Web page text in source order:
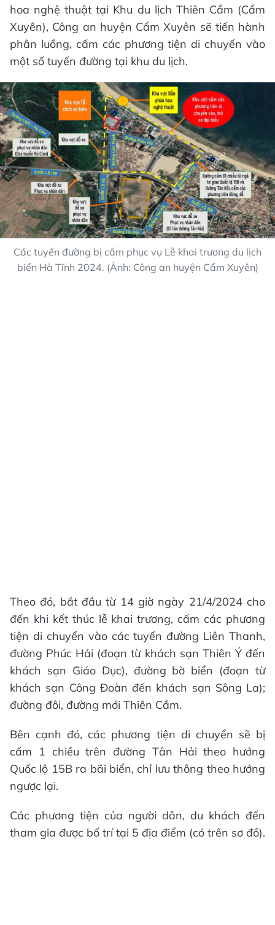
hoa nghệ thuật tại Khu du lịch Thiên Cầm (Cẩm
Xuyên), Công an huyện Cẩm Xuyên sẽ tiến hành
phân luồng, cấm các phương tiện di chuyển vào
một số tuyến đường tại khu du lịch.
Các tuyến đường bị cấm phục vụ Lễ khai trương du lịch
biển Hà Tĩnh 2024. (Ảnh: Công an huyện Cẩm Xuyên)
Theo đó, bắt đầu từ 14 giờ ngày 21/4/2024 cho
đến khi kết thúc lễ khai trương, cấm các phương
tiện di chuyển vào các tuyến đường Liên Thanh,
đường Phúc Hải (đoạn từ khách sạn Thiên Ý đến
khách sạn Giáo Dục), đường bờ biển (đoạn từ
khách sạn Công Đoàn đến khách sạn Sông La);
đường đôi, đường mới Thiên Cầm.
Bên cạnh đó, các phương tiện di chuyển sẽ bị
cấm 1 chiều trên đường Tân Hải theo hướng
Quốc lộ 15B ra bãi biển, chỉ lưu thông theo hướng
ngược lại.
Các phương tiện của người dân, du khách đến
tham gia được bố trí tại 5 địa điểm (có trên sơ đồ).